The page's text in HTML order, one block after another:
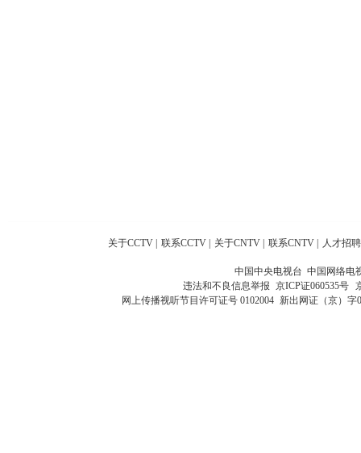
关于CCTV 联系CCTV 关于CNTV 联系CNTV 人才招聘
中国中央电视台 中国网络电
违法和不良信息举报 京ICP证060535号
网上传播视听节目许可证号 0102004 新出网证（京）